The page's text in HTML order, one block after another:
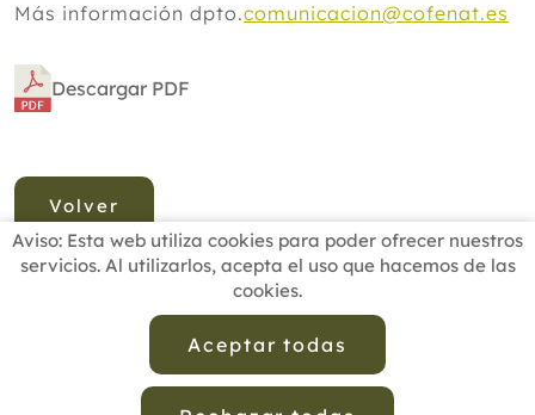
Más información dpto.comunicacion@cofenat.es
Descargar PDF
Volver
Aviso: Esta web utiliza cookies para poder ofrecer nuestros
servicios. Al utilizarlos, acepta el uso que hacemos de las
cookies.
Aceptar todas
BUSCADOR PROFESIONALES
ESCUELAS RECOMENDADAS
CONTACTO